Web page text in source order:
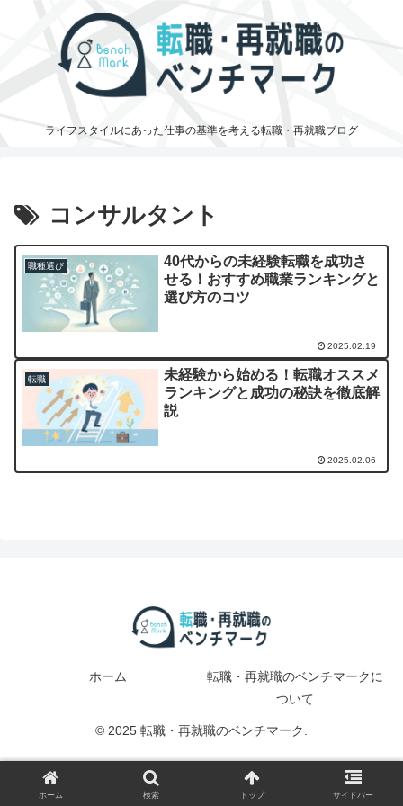
ライフスタイルにあった仕事の基準を考える転職・再就職ブログ
コンサルタント
職種選び
40代からの未経験転職を成功さ
せる！おすすめ職業ランキングと
選び方のコツ
2025.02.19
転職
未経験から始める！転職オススメ
ランキングと成功の秘訣を徹底解
説
2025.02.06
ホーム
転職・再就職のベンチマークに
ついて
© 2025 転職・再就職のベンチマーク.
ホーム 検索 トップ サイドバー